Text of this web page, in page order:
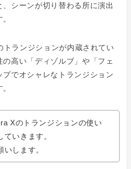
、シーンが切り替わる所に演出
ランジションが内蔵されてい
高い「ディゾルブ」や「フェ
でオシャレなトランジション
Xのトランジションの使い
いきます。
いします。